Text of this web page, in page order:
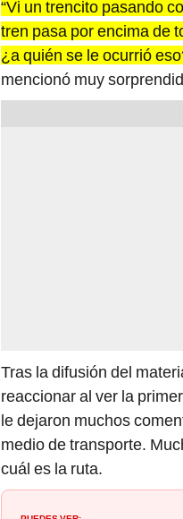
“Vi un trencito pasando
tren pasa por encima de
¿a quién se le ocurrió
mencionó muy
Tras la difusión del
reaccionar al ver la
le dejaron muchos
medio de transporte.
cuál es la ruta.